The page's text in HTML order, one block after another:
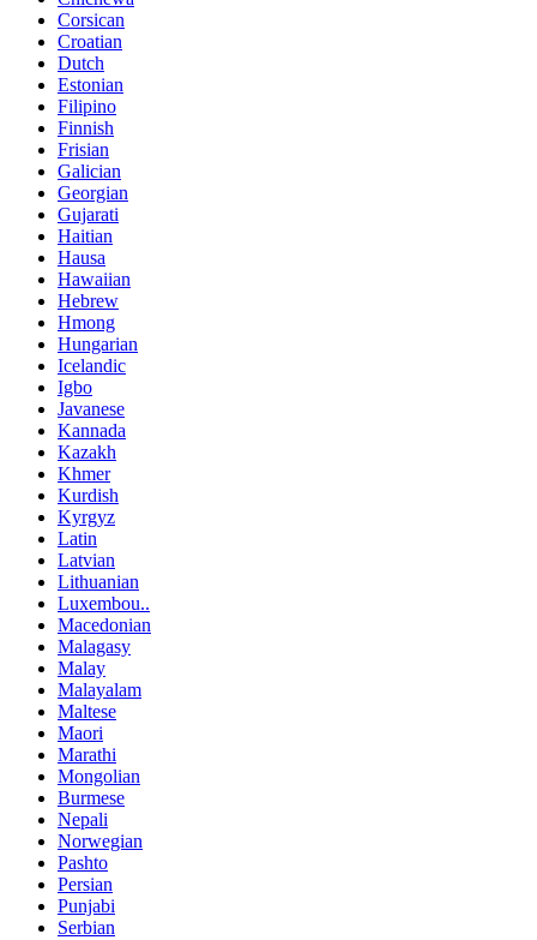
Corsican
Croatian
Dutch
Estonian
Filipino
Finnish
Frisian
Galician
Georgian
Gujarati
Haitian
Hausa
Hawaiian
Hebrew
Hmong
Hungarian
Icelandic
Igbo
Javanese
Kannada
Kazakh
Khmer
Kurdish
Kyrgyz
Latin
Latvian
Lithuanian
Luxembou..
Macedonian
Malagasy
Malay
Malayalam
Maltese
Maori
Marathi
Mongolian
Burmese
Nepali
Norwegian
Pashto
Persian
Punjabi
Serbian